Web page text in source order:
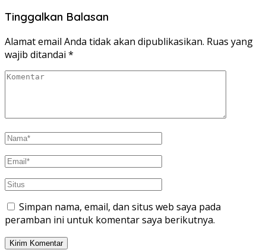
Tinggalkan Balasan
Alamat email Anda tidak akan dipublikasikan. Ruas yang
wajib ditandai *
Simpan nama, email, dan situs web saya pada
peramban ini untuk komentar saya berikutnya.